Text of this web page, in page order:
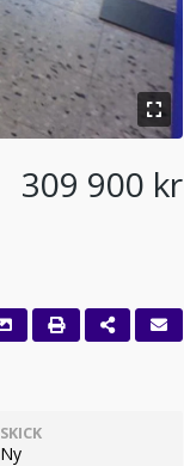
309 900 kr
SKICK
Ny